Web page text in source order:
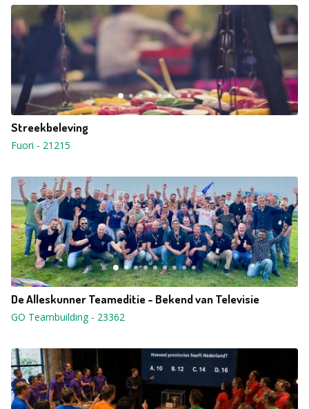
Streekbeleving
Fuori - 21215
De Alleskunner Teameditie - Bekend van Televisie
GO Teambuilding- 23362